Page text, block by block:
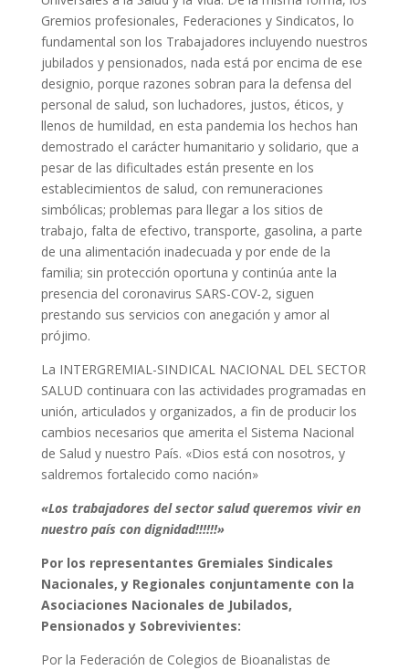
Gremios profesionales, Federaciones y Sindicatos, lo
fundamental son los Trabajadores incluyendo nuestros
jubilados y pensionados, nada está por encima de ese
designio, porque razones sobran para la defensa del
personal de salud, son luchadores, justos, éticos, y
llenos de humildad, en esta pandemia los hechos han
demostrado el carácter humanitario y solidario, que a
pesar de las dificultades están presente en los
establecimientos de salud, con remuneraciones
simbólicas; problemas para llegar a los sitios de
trabajo, falta de efectivo, transporte, gasolina, a parte
de una alimentación inadecuada y por ende de la
familia; sin protección oportuna y continúa ante la
presencia del coronavirus SARS-COV-2, siguen
prestando sus servicios con anegación y amor al
prójimo.
La INTERGREMIAL-SINDICAL NACIONAL DEL SECTOR
SALUD continuara con las actividades programadas en
unión, articulados y organizados, a fin de producir los
cambios necesarios que amerita el Sistema Nacional
de Salud y nuestro País. «Dios está con nosotros, y
saldremos fortalecido como nación»
«Los trabajadores del sector salud queremos vivir en
nuestro país con dignidad!!!!!!»
Por los representantes Gremiales Sindicales
Nacionales, y Regionales conjuntamente con la
Asociaciones Nacionales de Jubilados,
Pensionados y Sobrevivientes:
Por la Federación de Colegios de Bioanalistas de